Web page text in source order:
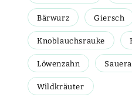
Bärwurz Giersch
Knoblauchsrauke
Löwenzahn
Wildkräuter